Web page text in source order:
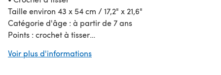
Taille environ 43 x 54 cm / 17,2" x 21,6"
Catégorie d'âge : à partir de 7 ans
Points : crochet à tisser
Difficulté : Facile
Voir plus d'informations